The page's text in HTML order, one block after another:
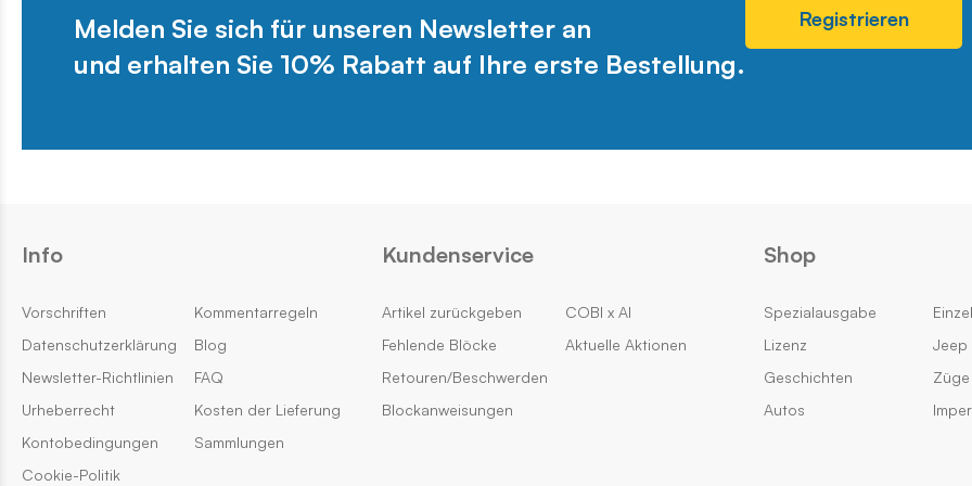
Melden Sie sich für unseren Newsletter an
und erhalten Sie 10% Rabatt auf Ihre erste Bestellung.
Registrieren
Info
Vorschriften
Datenschutzerklärung
Newsletter-Richtlinien
Urheberrecht
Kontobedingungen
Cookie-Politik
Kommentarregeln
Blog
FAQ
Kosten der Lieferung
Sammlungen
Kundenservice
Artikel zurückgeben
Fehlende Blöcke
Retouren/Beschwerden
Blockanweisungen
COBI x AI
Aktuelle Aktionen
Shop
Spezialausgabe
Lizenz
Geschichten
Autos
Jeep
Züge